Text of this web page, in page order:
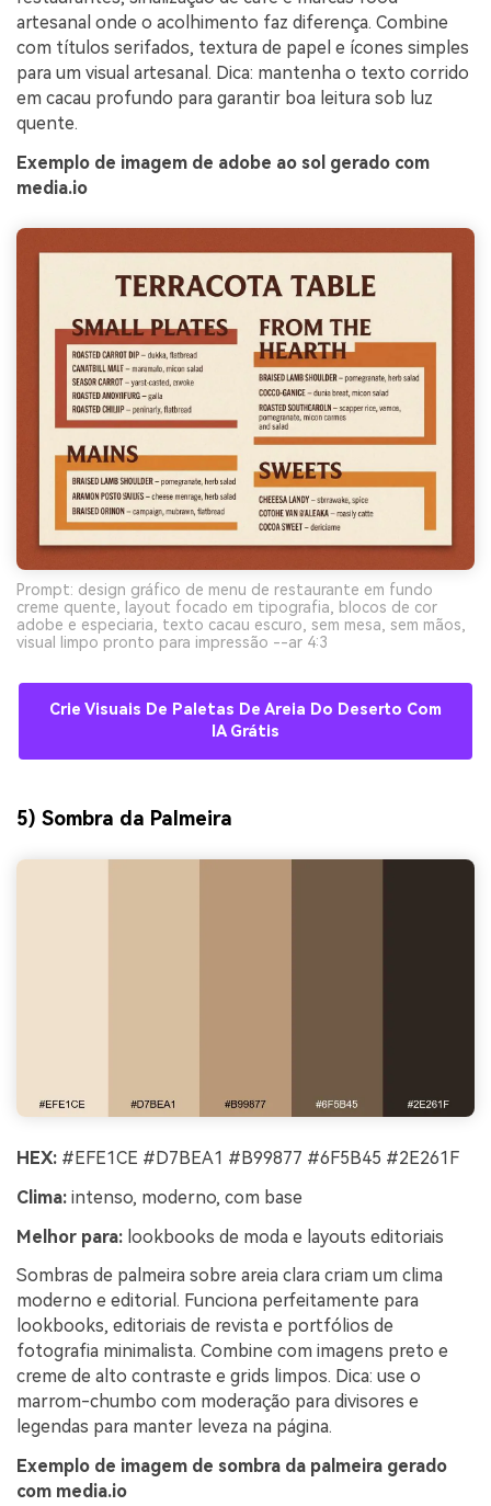
artesanal onde o acolhimento faz diferença. Combine
com títulos serifados, textura de papel e ícones simples
para um visual artesanal. Dica: mantenha o texto corrido
em cacau profundo para garantir boa leitura sob luz
quente.
Exemplo de imagem de adobe ao sol gerado com
media.io
Prompt: design gráfico de menu de restaurante em fundo
creme quente, layout focado em tipografia, blocos de cor
adobe e especiaria, texto cacau escuro, sem mesa, sem mãos,
visual limpo pronto para impressão --ar 4:3
Crie Visuais De Paletas De Areia Do Deserto Com
IA Grátis
5) Sombra da Palmeira
HEX: #EFE1CE #D7BEA1 #B99877 #6F5B45 #2E261F
Clima: intenso, moderno, com base
Melhor para: lookbooks de moda e layouts editoriais
Sombras de palmeira sobre areia clara criam um clima
moderno e editorial. Funciona perfeitamente para
lookbooks, editoriais de revista e portfólios de
fotografia minimalista. Combine com imagens preto e
creme de alto contraste e grids limpos. Dica: use o
marrom-chumbo com moderação para divisores e
legendas para manter leveza na página.
Exemplo de imagem de sombra da palmeira gerado
com media.io